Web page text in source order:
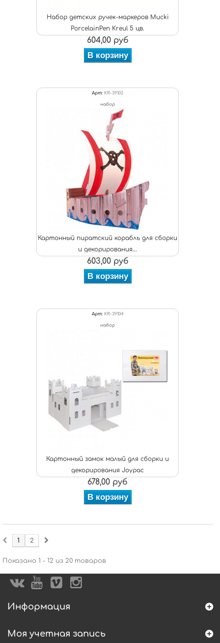
Набор детских ручек-маркеров Mucki
PorcelainPen Kreul 5 цв.
604,00 руб
В корзину
Арт: KR-39102
набор
Картонный пиратский корабль для сборки
и декорирования...
603,00 руб
В корзину
Арт: KR-39104
набор
Картонный замок малый для сборки и
декорирования Joypac
678,00 руб
В корзину
1 2
Показано 1 - 12 из 20 товаров
Информация
Моя учетная запись